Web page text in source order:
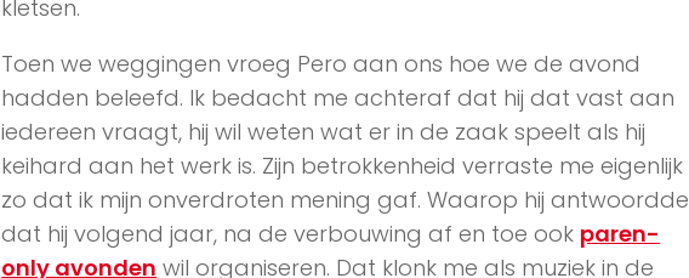
kletsen.
Toen we weggingen vroeg Pero aan ons hoe we de avond
hadden beleefd. Ik bedacht me achteraf dat hij dat vast aan
iedereen vraagt, hij wil weten wat er in de zaak speelt als hij
keihard aan het werk is. Zijn betrokkenheid verraste me eigenlijk
zo dat ik mijn onverdroten mening gaf. Waarop hij antwoordde
dat hij volgend jaar, na de verbouwing af en toe ook paren-
only avonden wil organiseren. Dat klonk me als muziek in de